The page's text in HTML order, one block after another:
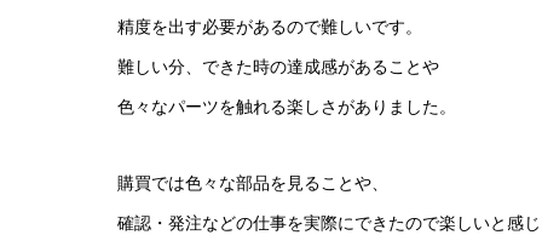
精度を出す必要があるので難しいです。
難しい分、できた時の達成感があることや
色々なパーツを触れる楽しさがありました。
購買では色々な部品を見ることや、
確認・発注などの仕事を実際にできたので楽しいと感